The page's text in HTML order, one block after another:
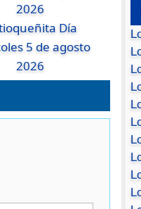
Día
5 de agosto
2026